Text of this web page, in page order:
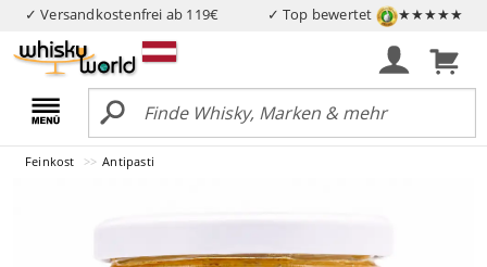
✓ Versandkostenfrei ab 119€ ✓ Top bewertet ★★★★★
Feinkost Antipasti